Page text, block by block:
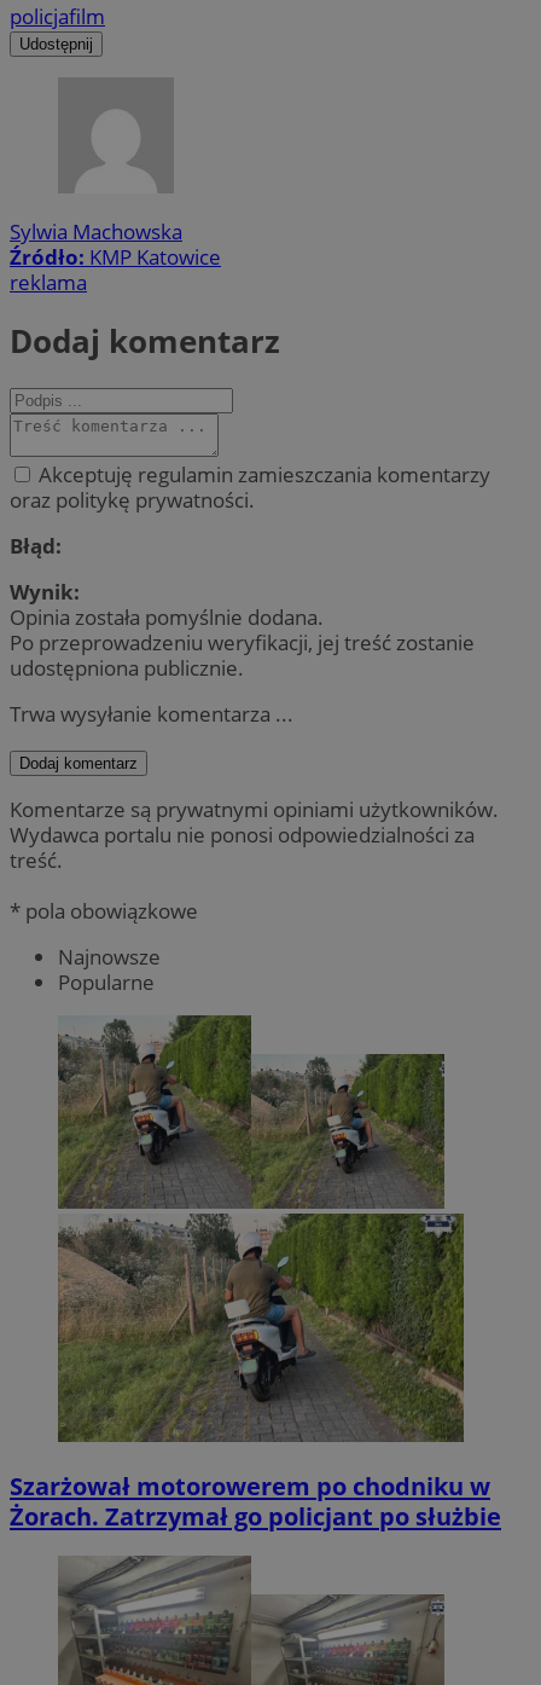
policjafilm
Udostępnij
Sylwia Machowska
Źródło: KMP Katowice
reklama
Dodaj komentarz
Akceptuję regulamin zamieszczania komentarzy
oraz politykę prywatności.
Błąd:
Wynik:
Opinia została pomyślnie dodana.
Po przeprowadzeniu weryfikacji, jej treść zostanie
udostępniona publicznie.
Trwa wysyłanie komentarza ...
Dodaj komentarz
Komentarze są prywatnymi opiniami użytkowników.
Wydawca portalu nie ponosi odpowiedzialności za
treść.
* pola obowiązkowe
Najnowsze
Popularne
Szarżował motorowerem po chodniku w
Żorach. Zatrzymał go policjant po służbie